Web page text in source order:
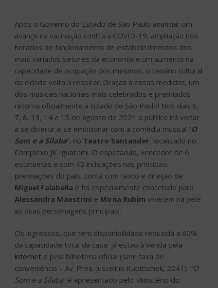
Após o Governo do Estado de São Paulo anunciar um
avanço na vacinação contra a COVID-19, ampliação nos
horários de funcionamento de estabelecimentos dos
mais variados setores da economia e um aumento na
capacidade de ocupação dos mesmos, o cenário cultural
da cidade volta a respirar. Graças a essas medidas, um
dos musicais nacionais mais celebrados e premiados
retorna oficialmente à cidade de São Paulo! Nos dias 6,
7, 8, 13, 14 e 15 de agosto de 2021 o público irá voltar
a se divertir e se emocionar com a comédia musical “O
Som e a Sílaba“, no Teatro Santander, localizado no
Complexo JK Iguatemi. O espetáculo, vencedor de 6
estatuetas e com 42 indicações nas principais
premiações do país, conta com texto e direção de
Miguel Falabella e foi especialmente concebido para
Alessandra Maestrini e Mirna Rubim viverem na pele
as duas personagens principais.
Os ingressos, que tem disponibilidade reduzida a 60%
da capacidade total da casa, já estão à venda pela
internet e pela bilheteria oficial (sem taxa de
conveniência – Av. Pres. Juscelino Kubitschek, 2041). “O
Som e a Sílaba” é apresentado pelo Ministério do